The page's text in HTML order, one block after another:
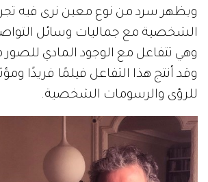
ويظهر سرد من نوع معين نرى فيه
الشخصية مع جماليات وسائل
وهي تتفاعل مع الوجود المادي
وقد أنتج هذا التفاعل فيلمًا فريدًا
للرؤى والرسومات الشخصية.